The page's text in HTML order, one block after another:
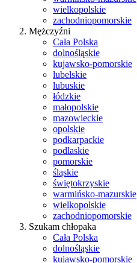
wielkopolskie
zachodniopomorskie
Mężczyźni
Cała Polska
dolnośląskie
kujawsko-pomorskie
lubelskie
lubuskie
łódzkie
małopolskie
mazowieckie
opolskie
podkarpackie
podlaskie
pomorskie
śląskie
świętokrzyskie
warmińsko-mazurskie
wielkopolskie
zachodniopomorskie
Szukam chłopaka
Cała Polska
dolnośląskie
kujawsko-pomorskie